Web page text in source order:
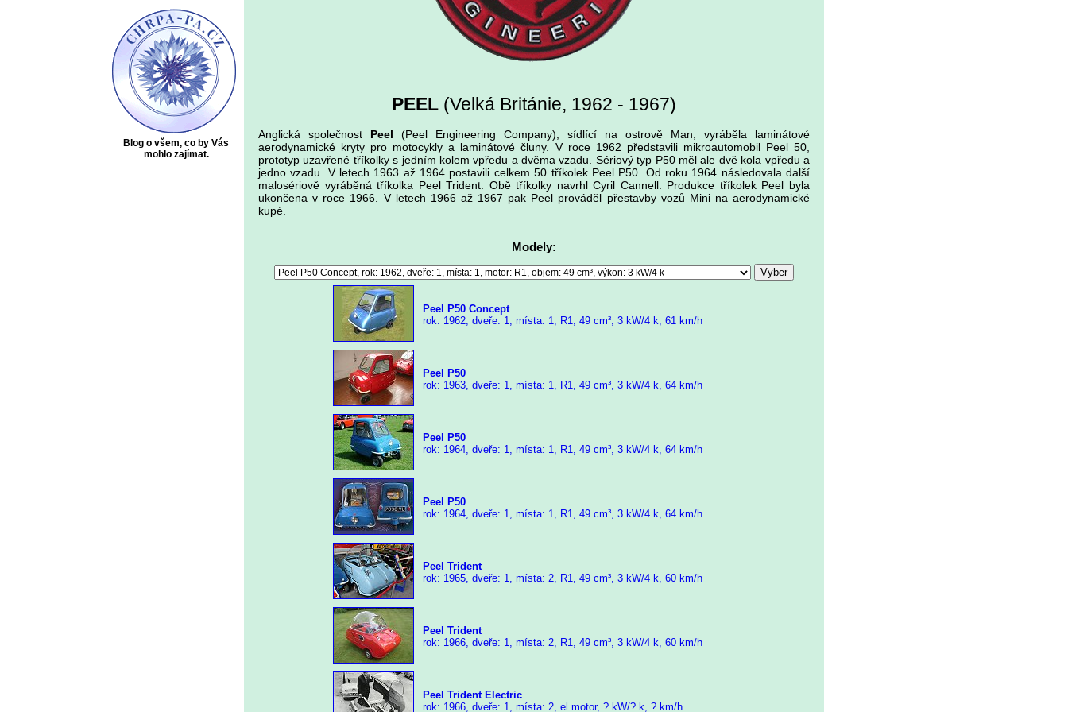
Blog o všem, co by Vás
mohlo zajímat.
PEEL (Velká Británie, 1962 - 1967)
Anglická společnost Peel (Peel Engineering Company), sídlící na ostrově Man, vyráběla laminátové
aerodynamické kryty pro motocykly a laminátové čluny. V roce 1962 představili mikroautomobil Peel 50,
prototyp uzavřené tříkolky s jedním kolem vpředu a dvěma vzadu. Sériový typ P50 měl ale dvě kola vpředu a
jedno vzadu. V letech 1963 až 1964 postavili celkem 50 tříkolek Peel P50. Od roku 1964 následovala další
malosériově vyráběná tříkolka Peel Trident. Obě tříkolky navrhl Cyril Cannell. Produkce tříkolek Peel byla
ukončena v roce 1966. V letech 1966 až 1967 pak Peel prováděl přestavby vozů Mini na aerodynamické
kupé.
Modely:
Peel P50 Concept
rok: 1962, dveře: 1, místa: 1, R1, 49 cm³, 3 kW/4 k, 61 km/h
Peel P50
rok: 1963, dveře: 1, místa: 1, R1, 49 cm³, 3 kW/4 k, 64 km/h
Peel P50
rok: 1964, dveře: 1, místa: 1, R1, 49 cm³, 3 kW/4 k, 64 km/h
Peel P50
rok: 1964, dveře: 1, místa: 1, R1, 49 cm³, 3 kW/4 k, 64 km/h
Peel Trident
rok: 1965, dveře: 1, místa: 2, R1, 49 cm³, 3 kW/4 k, 60 km/h
Peel Trident
rok: 1966, dveře: 1, místa: 2, R1, 49 cm³, 3 kW/4 k, 60 km/h
Peel Trident Electric
rok: 1966, dveře: 1, místa: 2, el.motor, ? kW/? k, ? km/h